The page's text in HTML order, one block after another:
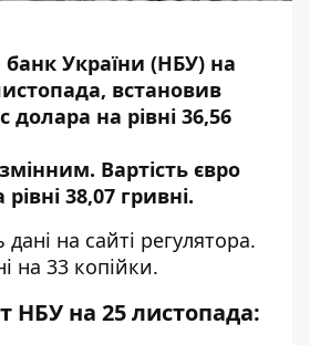
України (НБУ) на
встановив
долара на рівні 36,56
Вартість євро
38,07 гривні.
на сайті регулятора.
на 33 копійки.
НБУ на 25 листопада: